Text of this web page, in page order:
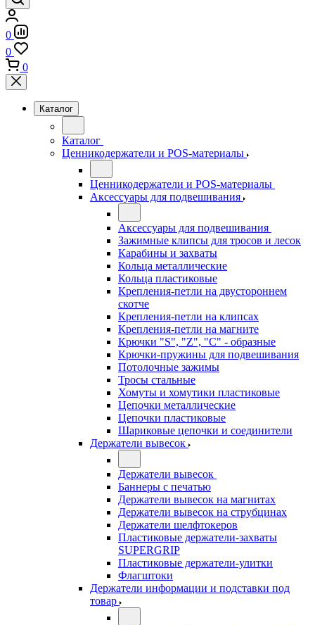
0
0
0
Каталог
Каталог
Ценникодержатели и POS-материалы
Ценникодержатели и POS-материалы
Аксессуары для подвешивания
Аксессуары для подвешивания
Зажимные клипсы для тросов и лесок
Карабины и захваты
Кольца металлические
Кольца пластиковые
Крепления-петли на двустороннем
скотче
Крепления-петли на клипсах
Крепления-петли на магните
Крючки "S", "Z", "C" - образные
Крючки-пружины для подвешивания
Потолочные зажимы
Тросы стальные
Хомуты и хомутики пластиковые
Цепочки металлические
Цепочки пластиковые
Шариковые цепочки и соединители
Держатели вывесок
Держатели вывесок
Баннеры с печатью
Держатели вывесок на магнитах
Держатели вывесок на струбцинах
Держатели шелфтокеров
Пластиковые держатели-захваты
SUPERGRIP
Пластиковые держатели-улитки
Флагштоки
Держатели информации и подставки под
товар